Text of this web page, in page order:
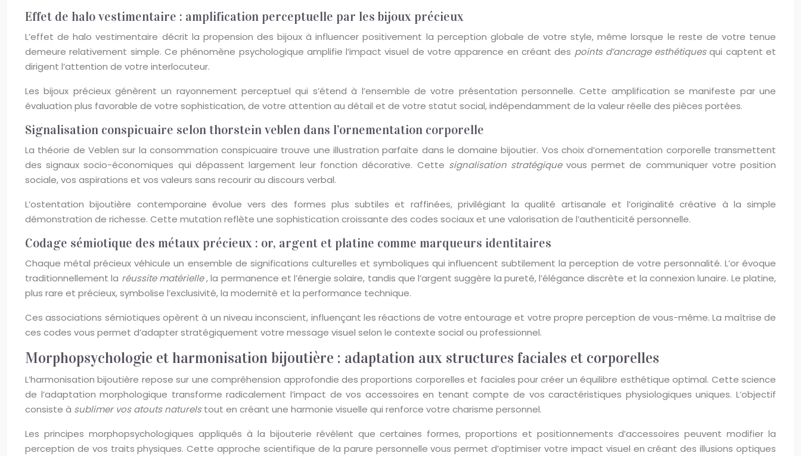
Effet de halo vestimentaire : amplification perceptuelle par les bijoux précieux
L’effet de halo vestimentaire décrit la propension des bijoux à influencer positivement la perception globale de votre style, même lorsque le reste de votre tenue
demeure relativement simple. Ce phénomène psychologique amplifie l’impact visuel de votre apparence en créant des points d’ancrage esthétiquesqui captent et
dirigent l’attention de votre interlocuteur.
Les bijoux précieux génèrent un rayonnement perceptuel qui s’étend à l’ensemble de votre présentation personnelle. Cette amplification se manifeste par une
évaluation plus favorable de votre sophistication, de votre attention au détail et de votre statut social, indépendamment de la valeur réelle des pièces portées.
Signalisation conspicuaire selon thorstein veblen dans l’ornementation corporelle
La théorie de Veblen sur la consommation conspicuaire trouve une illustration parfaite dans le domaine bijoutier. Vos choix d’ornementation corporelle transmettent
des signaux socio-économiques qui dépassent largement leur fonction décorative. Cette signalisation stratégiquevous permet de communiquer votre position
sociale, vos aspirations et vos valeurs sans recourir au discours verbal.
L’ostentation bijoutière contemporaine évolue vers des formes plus subtiles et raffinées, privilégiant la qualité artisanale et l’originalité créative à la simple
démonstration de richesse. Cette mutation reflète une sophistication croissante des codes sociaux et une valorisation de l’authenticité personnelle.
Codage sémiotique des métaux précieux : or, argent et platine comme marqueurs identitaires
Chaque métal précieux véhicule un ensemble de significations culturelles et symboliques qui influencent subtilement la perception de votre personnalité. L’or évoque
traditionnellement la réussite matérielle, la permanence et l’énergie solaire, tandis que l’argent suggère la pureté, l’élégance discrète et la connexion lunaire. Le platine,
plus rare et précieux, symbolise l’exclusivité, la modernité et la performance technique.
Ces associations sémiotiques opèrent à un niveau inconscient, influençant les réactions de votre entourage et votre propre perception de vous-même. La maîtrise de
ces codes vous permet d’adapter stratégiquement votre message visuel selon le contexte social ou professionnel.
Morphopsychologie et harmonisation bijoutière : adaptation aux structures faciales et corporelles
L’harmonisation bijoutière repose sur une compréhension approfondie des proportions corporelles et faciales pour créer un équilibre esthétique optimal. Cette science
de l’adaptation morphologique transforme radicalement l’impact de vos accessoires en tenant compte de vos caractéristiques physiologiques uniques. L’objectif
consiste à sublimer vos atouts naturelstout en créant une harmonie visuelle qui renforce votre charisme personnel.
Les principes morphopsychologiques appliqués à la bijouterie révèlent que certaines formes, proportions et positionnements d’accessoires peuvent modifier la
perception de vos traits physiques. Cette approche scientifique de la parure personnelle vous permet d’optimiser votre impact visuel en créant des illusions optiques